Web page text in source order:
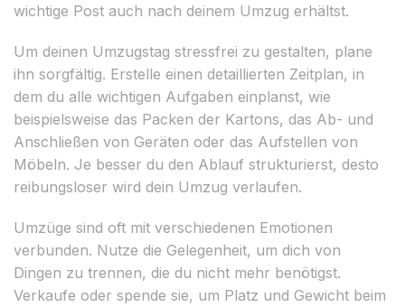
wichtige Post auch nach deinem Umzug erhältst.
Um deinen Umzugstag stressfrei zu gestalten, plane
ihn sorgfältig. Erstelle einen detaillierten Zeitplan, in
dem du alle wichtigen Aufgaben einplanst, wie
beispielsweise das Packen der Kartons, das Ab- und
Anschließen von Geräten oder das Aufstellen von
Möbeln. Je besser du den Ablauf strukturierst, desto
reibungsloser wird dein Umzug verlaufen.
Umzüge sind oft mit verschiedenen Emotionen
verbunden. Nutze die Gelegenheit, um dich von
Dingen zu trennen, die du nicht mehr benötigst.
Verkaufe oder spende sie, um Platz und Gewicht beim